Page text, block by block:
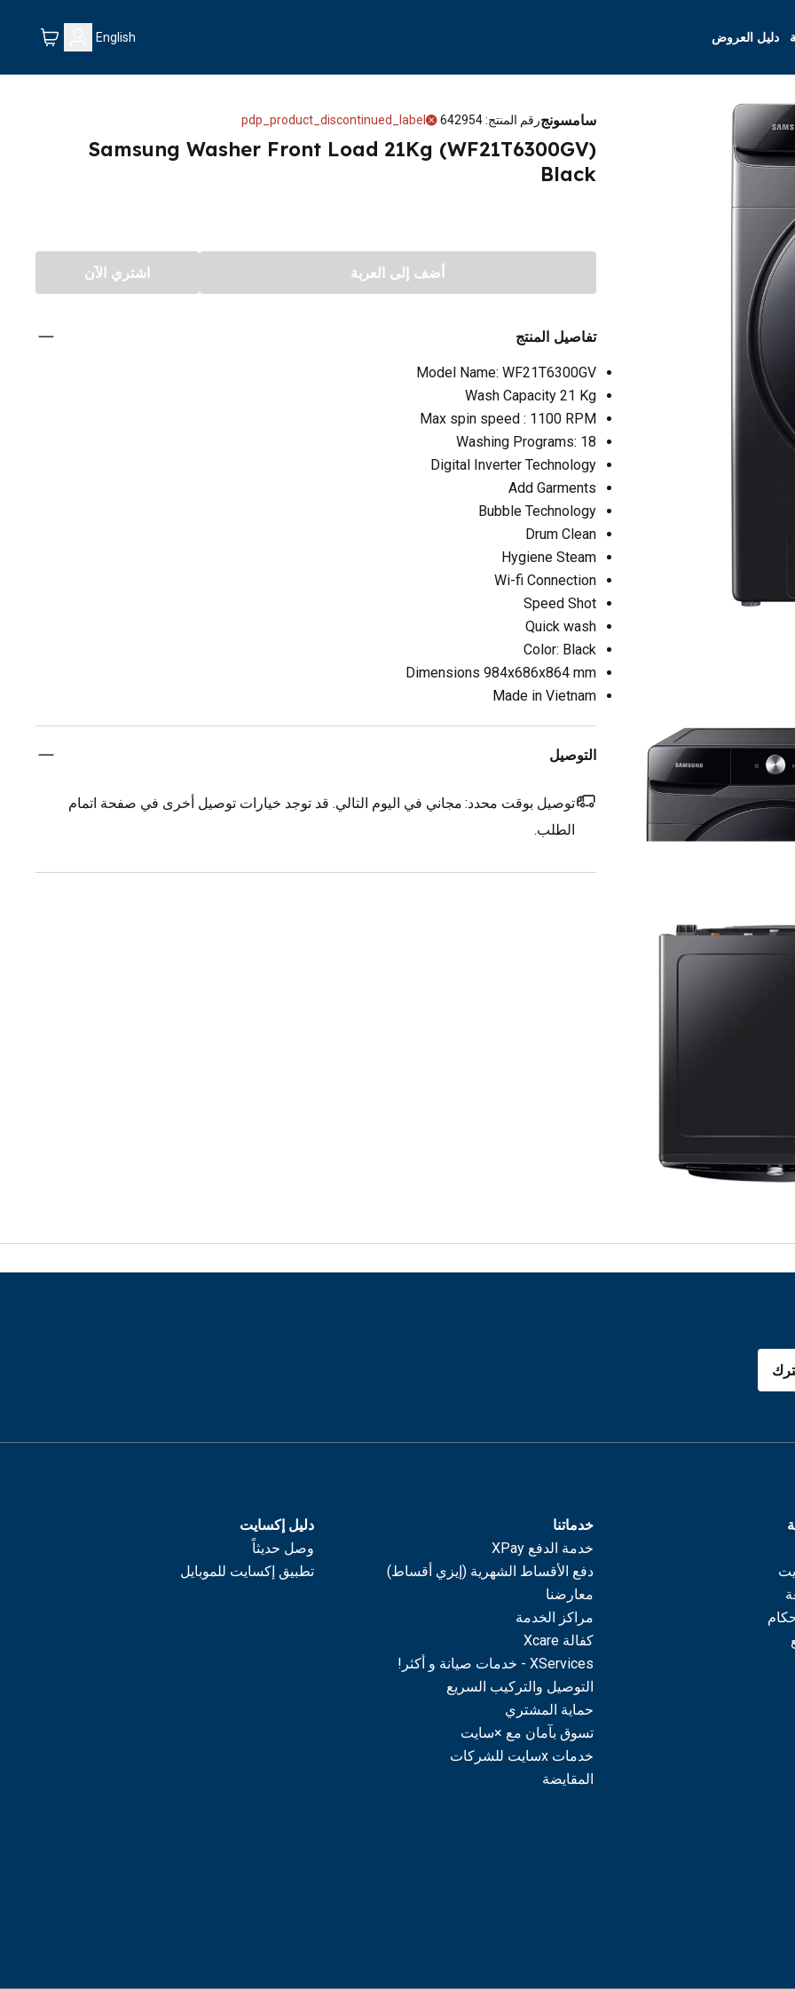
دليل العروض English
سامسونجرقم المنتج:
642954
pdp_product_discontinued_label
Samsung Washer Front Load 21Kg (WF21T6300GV)
Black
أضف إلى العربة اشتري الآن
تفاصيل المنتج
Model Name: WF21T6300GV
Wash Capacity 21 Kg
Max spin speed : 1100 RPM
Washing Programs: 18
Digital Inverter Technology
Add Garments
Bubble Technology
Drum Clean
Hygiene Steam
Wi-fi Connection
Speed Shot
Quick wash
Color: Black
Dimensions 984x686x864 mm
Made in Vietnam
التوصيل
توصيل بوقت محدد: مجاني في اليوم التالي. قد توجد خيارات توصيل أخرى في صفحة اتمام
الطلب.
خدماتنا
خدمة الدفع XPay
دفع الأقساط الشهرية (إيزي أقساط)
معارضنا
مراكز الخدمة
كفالة Xcare
XServices - خدمات صيانة و أكثر!
التوصيل والتركيب السريع
حماية المشتري
تسوق بآمان مع ×سايت
خدمات xسايت للشركات
المقايضة
دليل إكسايت
وصل حديثاً
تطبيق إكسايت للموبايل